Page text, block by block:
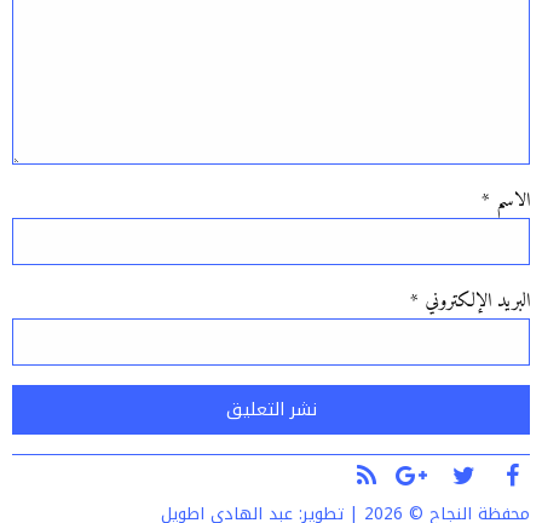
الاسم *
البريد الإلكتروني *
Alternative:
محفظة النجاح © 2026 | تطوير: عبد الهادي اطويل